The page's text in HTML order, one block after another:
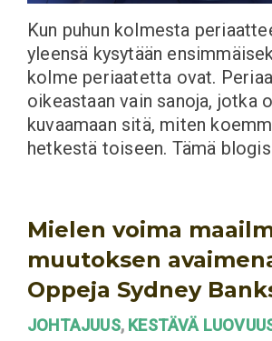
Kun puhun kolmesta
yleensä kysytään
kolme periaatetta ovat.
oikeastaan vain sanoja, jotka
kuvaamaan sitä, miten
hetkestä toiseen. Tämä
Mielen voima
muutoksen
Oppeja Sydney
JOHTAJUUS, KESTÄVÄ